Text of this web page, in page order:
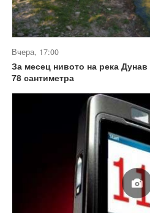
Вчера, 17:00
За месец нивото на река
78 сантиметра